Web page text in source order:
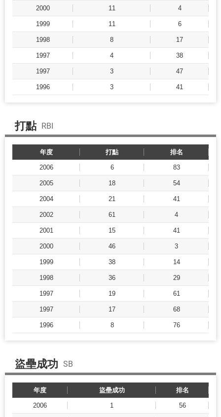
2000 11 4
1999 11 6
1998 8 17
1997 4 38
1997 3 47
1996 3 41
打點 RBI
年度 打點 排名
2006 6 83
2005 18 54
2004 21 41
2002 61 4
2001 15 41
2000 46 3
1999 38 14
1998 36 29
1997 19 61
1997 17 68
1996 8 76
盜壘成功 SB
年度 盜壘成功 排名
2006 1 56